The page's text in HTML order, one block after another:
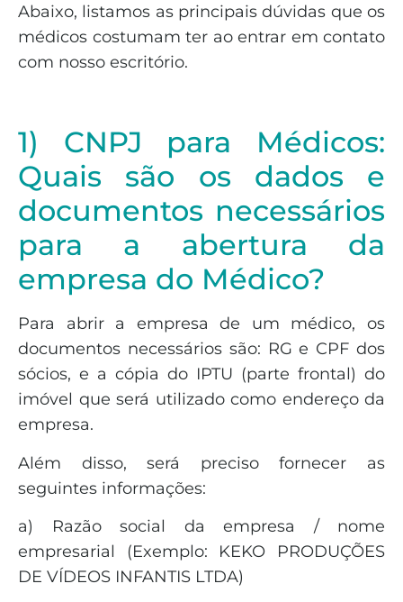
Abaixo, listamos as principais dúvidas que os
médicos costumam ter ao entrar em contato
com nosso escritório.
1) CNPJ para Médicos:
Quais são os dados e
documentos necessários
para a abertura da
empresa do Médico?
Para abrir a empresa de um médico, os
documentos necessários são: RG e CPF dos
sócios, e a cópia do IPTU (parte frontal) do
imóvel que será utilizado como endereço da
empresa.
Além disso, será preciso fornecer as
seguintes informações:
a) Razão social da empresa / nome
empresarial (Exemplo: KEKO PRODUÇÕES
DE VÍDEOS INFANTIS LTDA)